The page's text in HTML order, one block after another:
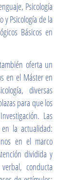
Psicología
y Psicología de la
Básicos en
oferta un
en el Máster en
diversas
para que los
Las
la actualidad:
en el marco
dividida y
conducta